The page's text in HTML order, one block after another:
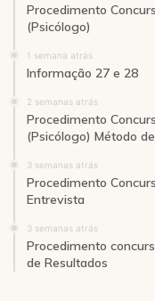
Procedimento
(Psicólogo)
1 semana atrás
Informação 27 e 28
2 semanas atrás
Procedimento
(Psicólogo) Método
3 semanas atrás
Procedimento
Entrevista
3 semanas atrás
Procedimento
de Resultados